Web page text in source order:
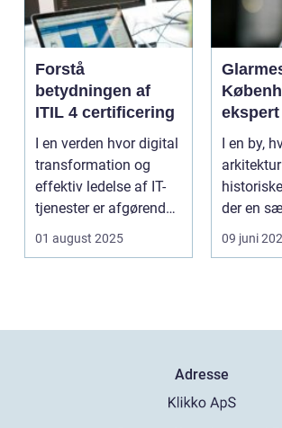
Forstå
betydningen af
ITIL 4 certificering
I en verden hvor digital
transformation og
effektiv ledelse af IT-
tjenester er afgørende,
st&...
01 august 2025
I en by,
der en
09 juni
Adresse